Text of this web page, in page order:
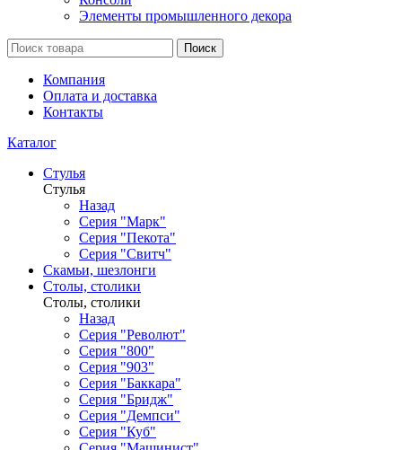
Элементы промышленного декора
Поиск
Компания
Оплата и доставка
Контакты
Каталог
Стулья
Стулья
Назад
Серия "Марк"
Серия "Пекота"
Серия "Свитч"
Скамьи, шезлонги
Столы, столики
Столы, столики
Назад
Серия "Револют"
Серия "800"
Серия "903"
Серия "Баккара"
Серия "Бридж"
Серия "Демпси"
Серия "Куб"